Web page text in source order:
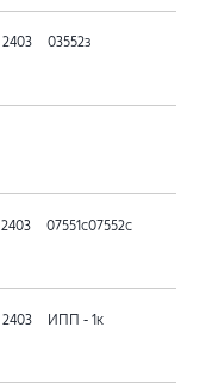
2403 03552з
2403 07551с07552с
2403 ИПП - 1к